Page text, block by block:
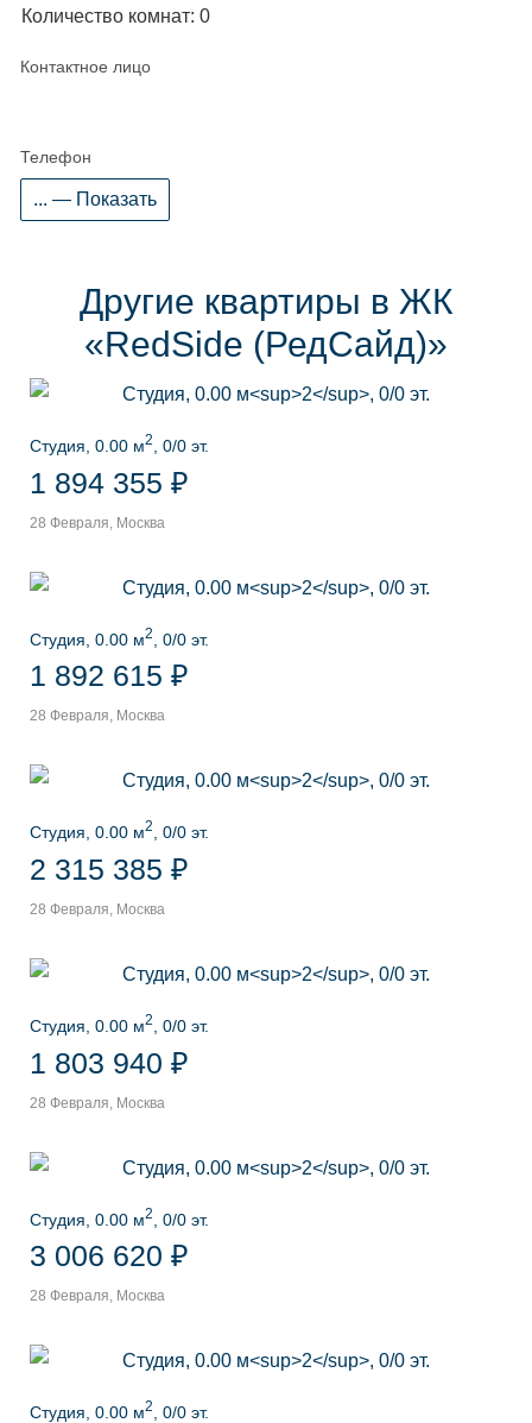
Количество комнат: 0
Контактное лицо
Телефон
... — Показать
Другие квартиры в ЖК
«RedSide (РедСайд)»
Студия, 0.00 м2 , 0/0 эт.
1 894 355 ₽
28 Февраля, Москва
Студия, 0.00 м2 , 0/0 эт.
1 892 615 ₽
28 Февраля, Москва
Студия, 0.00 м2 , 0/0 эт.
2 315 385 ₽
28 Февраля, Москва
Студия, 0.00 м2 , 0/0 эт.
1 803 940 ₽
28 Февраля, Москва
Студия, 0.00 м2 , 0/0 эт.
3 006 620 ₽
28 Февраля, Москва
Студия, 0.00 м2 , 0/0 эт.